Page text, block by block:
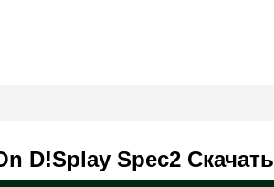
D!Splay Spec2 Скачать